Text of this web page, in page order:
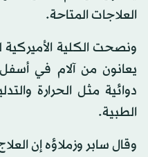
العلاجات المتاحة.
ونصحت الكلية
يعانون من آلام في
دوائية مثل الحرارة
الطبية.
وقال سابر وزملاؤه إن